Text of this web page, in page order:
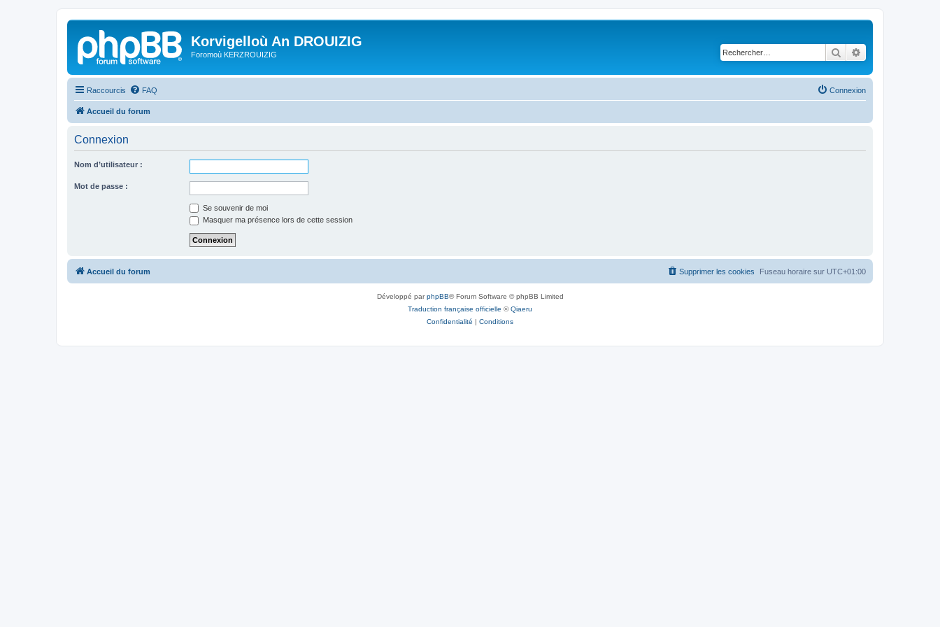
Korvigelloù An DROUIZIG
Foromoù KERZROUIZIG Rechercher
Raccourcis FAQ Connexion
Accueil du forum
Connexion
Nom d’utilisateur :
Mot de passe :
Se souvenir de moi
Masquer ma présence lors de cette session
Accueil du forum Fuseau horaire sur UTC+01:00
Supprimer les cookies
Développé parphpBB® Forum Software © phpBB Limited
Traduction française officielle ©Qiaeru
Confidentialité | Conditions